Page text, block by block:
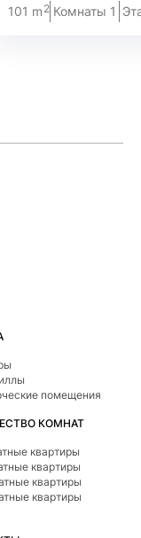
101 m 2 Комнаты 1
помещения
КОМНАТ
квартиры
квартиры
квартиры
квартиры